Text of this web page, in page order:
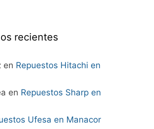
recientes
en Repuestos Hitachi en
en Repuestos Sharp en
Ufesa en Manacor